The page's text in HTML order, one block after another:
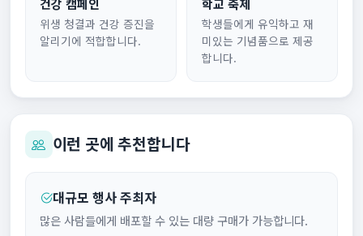
위생 청결과 건강 증진을
알리기에 적합합니다.
학생들에게 유익하고 재
미있는 기념품으로 제공
합니다.
이런 곳에 추천합니다
대규모 행사 주최자
많은 사람들에게 배포할 수 있는 대량 구매가 가능합니다.